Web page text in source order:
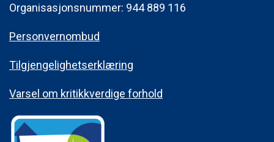
Organisasjonsnummer: 944 889 116
Personvernombud
Tilgjengelighetserklæring
Varsel om kritikkverdige forhold